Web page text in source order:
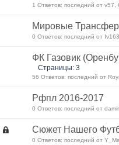
1 Ответов: последний от v57,
Мировые
0 Ответов: последний от
ФК Газовик
Страницы: 3
56 Ответов: последний от
Рфпл 2016-2017
0 Ответов: последний от
Сюжет Нашего
0 Ответов: последний от